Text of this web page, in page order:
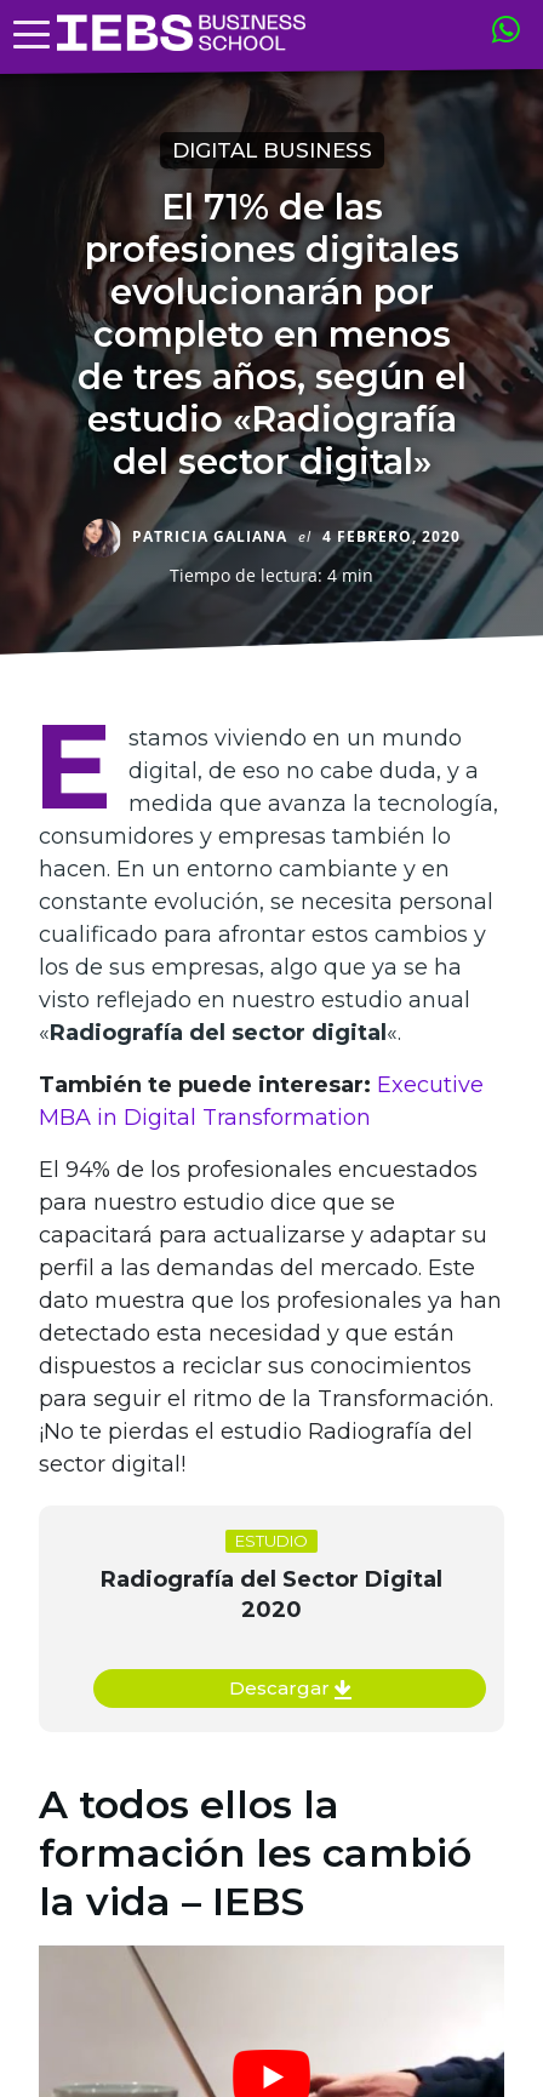
DIGITAL BUSINESS
El 71% de las
profesiones digitales
evolucionarán por
completo en menos
de tres años, según el
estudio «Radiografía
del sector digital»
PATRICIA GALIANA el 4 FEBRERO, 2020
Tiempo de lectura: 4 min
E
stamos viviendo en un mundo
digital, de eso no cabe duda, y a
medida que avanza la tecnología,
consumidores y empresas también lo
hacen. En un entorno cambiante y en
constante evolución, se necesita personal
cualificado para afrontar estos cambios y
los de sus empresas, algo que ya se ha
visto reflejado en nuestro estudio anual
«Radiografía del sector digital «.
También te puede interesar: Executive
MBA in Digital Transformation
El 94% de los profesionales encuestados
para nuestro estudio dice que se
capacitará para actualizarse y adaptar su
perfil a las demandas del mercado. Este
dato muestra que los profesionales ya han
detectado esta necesidad y que están
dispuestos a reciclar sus conocimientos
para seguir el ritmo de la Transformación.
¡No te pierdas el estudio Radiografía del
sector digital!
ESTUDIO
Radiografía del Sector Digital
2020
Descargar
A todos ellos la
formación les cambió
la vida – IEBS